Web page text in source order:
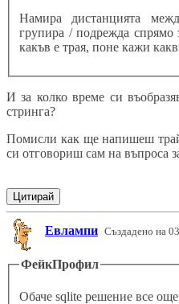
Намира дистанцията
групира / подрежда спрямо
какъв е трая, поне кажи
И за колко време си
стринга?
Помисли как ще напишеш
си отговориш сам на въпроса
Цитирай
Евлампи Създадено на
ФейкПрофил
Обаче sqlite решение все